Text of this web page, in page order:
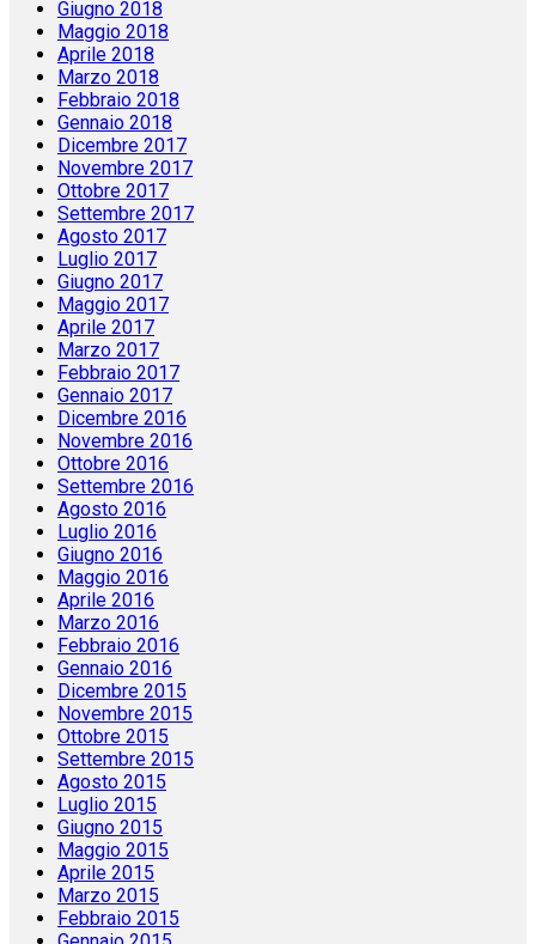
Giugno 2018
Maggio 2018
Aprile 2018
Marzo 2018
Febbraio 2018
Gennaio 2018
Dicembre 2017
Novembre 2017
Ottobre 2017
Settembre 2017
Agosto 2017
Luglio 2017
Giugno 2017
Maggio 2017
Aprile 2017
Marzo 2017
Febbraio 2017
Gennaio 2017
Dicembre 2016
Novembre 2016
Ottobre 2016
Settembre 2016
Agosto 2016
Luglio 2016
Giugno 2016
Maggio 2016
Aprile 2016
Marzo 2016
Febbraio 2016
Gennaio 2016
Dicembre 2015
Novembre 2015
Ottobre 2015
Settembre 2015
Agosto 2015
Luglio 2015
Giugno 2015
Maggio 2015
Aprile 2015
Marzo 2015
Febbraio 2015